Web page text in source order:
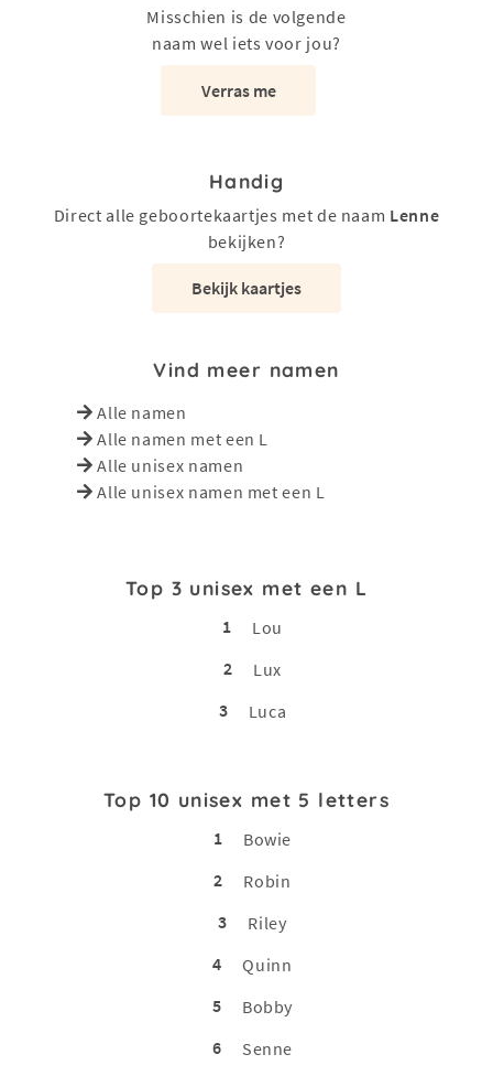
Misschien is de volgende
naam wel iets voor jou?
Verras me
Handig
Direct alle geboortekaartjes met de naam Lenne
bekijken?
Bekijk kaartjes
Vind meer namen
Alle namen
Alle namen met een L
Alle unisex namen
Alle unisex namen met een L
Top 3 unisex met een L
1
Lou
2
Lux
3
Luca
Top 10 unisex met 5 letters
1
Bowie
2
Robin
3
Riley
4
Quinn
5
Bobby
6
Senne